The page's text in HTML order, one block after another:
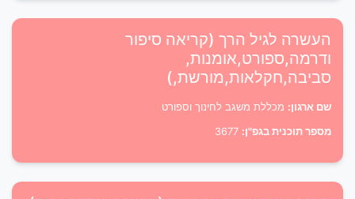
העשרה לגיל הרך (קריאה סיפור
ודרמה,ספורט,אומנות,
סביבה,חקלאות,מורשת,)
שם ארגון: מכללת משגב לחינוך וספורט
מספר תוכנית בגפ"ן: